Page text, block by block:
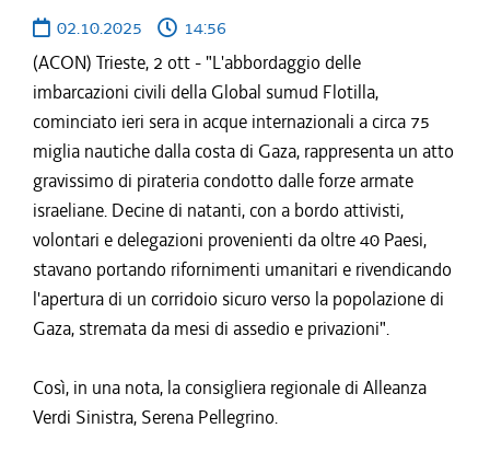
02.10.2025
14:56
(ACON) Trieste, 2 ott - "L'abbordaggio delle
imbarcazioni civili della Global sumud Flotilla,
cominciato ieri sera in acque internazionali a circa 75
miglia nautiche dalla costa di Gaza, rappresenta un atto
gravissimo di pirateria condotto dalle forze armate
israeliane. Decine di natanti, con a bordo attivisti,
volontari e delegazioni provenienti da oltre 40 Paesi,
stavano portando rifornimenti umanitari e rivendicando
l'apertura di un corridoio sicuro verso la popolazione di
Gaza, stremata da mesi di assedio e privazioni".
Così, in una nota, la consigliera regionale di Alleanza
Verdi Sinistra, Serena Pellegrino.